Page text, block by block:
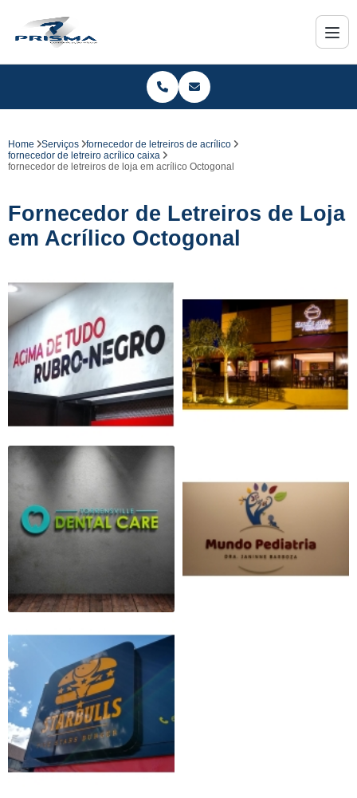
Home Serviços
fornecedor de letreiros de acrílico
fornecedor de letreiro acrílico caixa
fornecedor de letreiros de loja em acrílico Octogonal
Fornecedor de Letreiros de Loja
em Acrílico Octogonal